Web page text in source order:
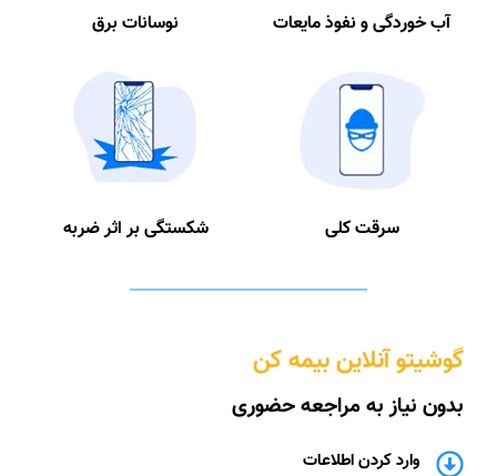
نوسانات برق آب خوردگی و نفوذ مایعات
شکستگی بر اثر ضربه سرقت کلی
گوشیتو آنلاین بیمه کن
بدون نیاز به مراجعه حضوری
وارد کردن اطلاعات